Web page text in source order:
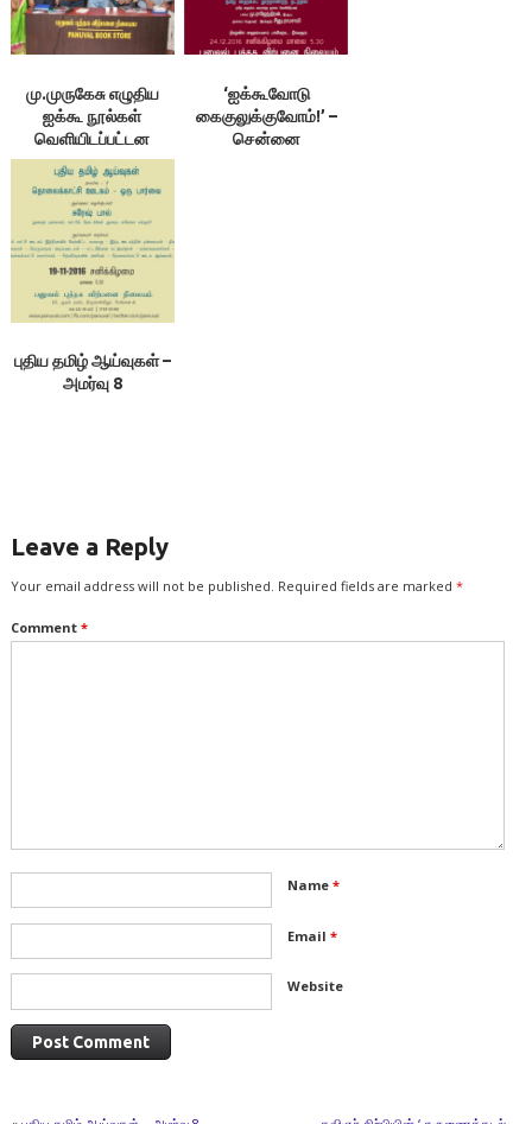
மு.முருகேசு எழுதிய
ஐக்கூ நூல்கள்
வெளியிடப்பட்டன
‘ஐக்கூவோடு
கைகுலுக்குவோம்!’ –
சென்னை
புதிய தமிழ் ஆய்வுகள் –
அமர்வு 8
Leave a Reply
Your email address will not be published. Required fields are marked *
Comment *
Name *
Email *
Website